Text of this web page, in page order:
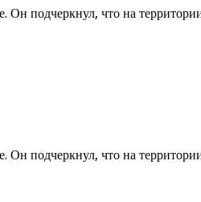
Он подчеркнул, что на
Он подчеркнул, что на